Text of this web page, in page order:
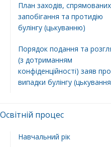
План заходів,
запобігання та протидію
булінгу (цькуванню)
Порядок подання та
(з дотриманням
конфіденційності) заяв про
випадки булінгу
Освітній процес
Навчальний рік